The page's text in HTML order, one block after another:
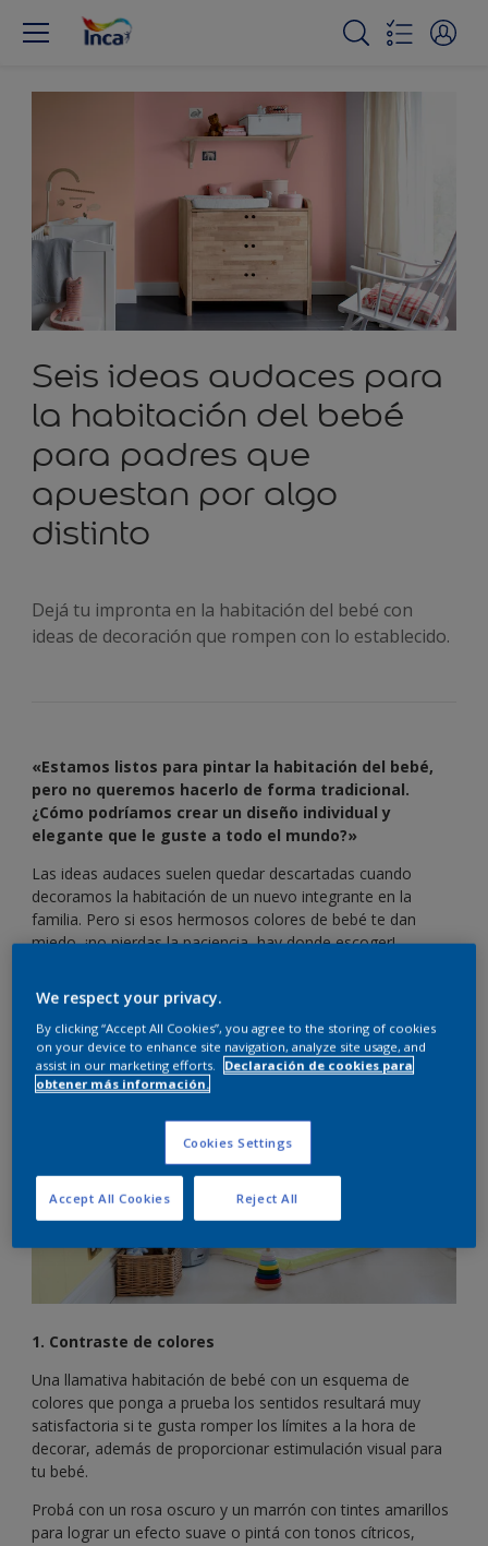
Seis ideas audaces para
la habitación del bebé
para padres que
apuestan por algo
distinto
Dejá tu impronta en la habitación del bebé con
ideas de decoración que rompen con lo establecido.
«Estamos listos para pintar la habitación del bebé,
pero no queremos hacerlo de forma tradicional.
¿Cómo podríamos crear un diseño individual y
elegante que le guste a todo el mundo?»
Las ideas audaces suelen quedar descartadas cuando
decoramos la habitación de un nuevo integrante en la
familia. Pero si esos hermosos colores de bebé te dan
miedo, ¡no pierdas la paciencia, hay donde escoger!
agradable que rompa las normas para los futuros padres a
quienes les gusta pensar de forma creativa.
1. Contraste de colores
Una llamativa habitación de bebé con un esquema de
colores que ponga a prueba los sentidos resultará muy
satisfactoria si te gusta romper los límites a la hora de
decorar, además de proporcionar estimulación visual para
tu bebé.
Probá con un rosa oscuro y un marrón con tintes amarillos
para lograr un efecto suave o pintá con tonos cítricos,
We respect your privacy.
By clicking “Accept All Cookies”, you agree to the storing of cookies
on your device to enhance site navigation, analyze site usage, and
assist in our marketing efforts.
Declaración de cookies para
obtener más información.
Cookies Settings
Reject All
Accept All Cookies